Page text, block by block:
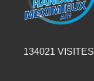
134021 VISITES